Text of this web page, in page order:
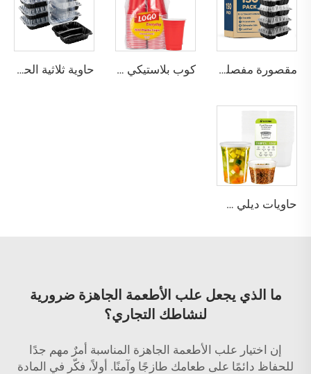
مقصورة مفصلية من نوع كلامشيل خالية من مادة BPA كوب بلاستيكي للاستخدام الواحد للحفلات حاوية ثلاثية الحجرات قابلة للطي على شكل صدفة مفصلية للوجبات الجاهزة
حاويات ديلي شفافة من البولي بروبيلين مع أغطية
ما الذي يجعل علب الأطعمة الجاهزة ضرورية
لنشاطك التجاري؟
إن اختيار علب الأطعمة الجاهزة المناسبة أمرٌ مهم جدًا
للحفاظ دائمًا على طعامك طازجًا وآمنًا. أولاً، فكّر في المادة